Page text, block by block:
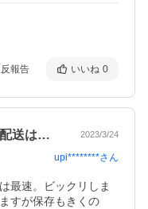
報告 いいね 0
リピート買いです。味は最高。配送は最速… 2023/3/24
upi********さん
最速。ビックリしま
すが保存もきくの